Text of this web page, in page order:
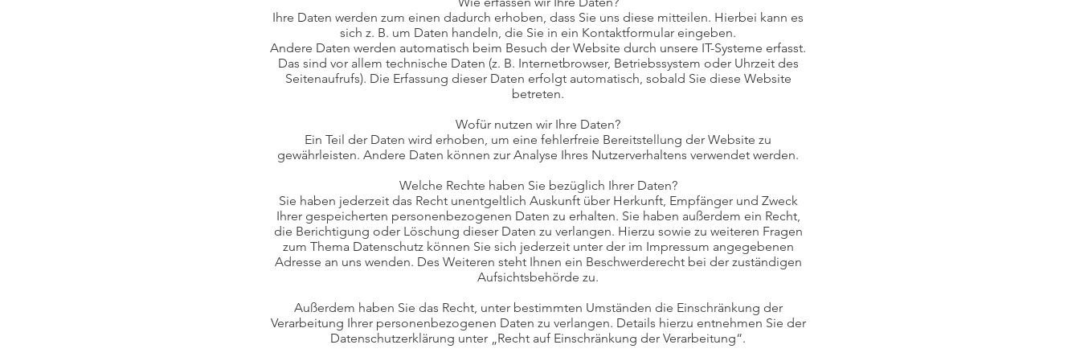
Ihre Daten werden zum einen dadurch erhoben, dass Sie uns diese mitteilen. Hierbei kann es
sich z. B. um Daten handeln, die Sie in ein Kontaktformular eingeben.
Andere Daten werden automatisch beim Besuch der Website durch unsere IT-Systeme erfasst.
Das sind vor allem technische Daten (z. B. Internetbrowser, Betriebssystem oder Uhrzeit des
Seitenaufrufs). Die Erfassung dieser Daten erfolgt automatisch, sobald Sie diese Website
betreten.
Wofür nutzen wir Ihre Daten?
Ein Teil der Daten wird erhoben, um eine fehlerfreie Bereitstellung der Website zu
gewährleisten. Andere Daten können zur Analyse Ihres Nutzerverhaltens verwendet werden.
Welche Rechte haben Sie bezüglich Ihrer Daten?
Sie haben jederzeit das Recht unentgeltlich Auskunft über Herkunft, Empfänger und Zweck
Ihrer gespeicherten personenbezogenen Daten zu erhalten. Sie haben außerdem ein Recht,
die Berichtigung oder Löschung dieser Daten zu verlangen. Hierzu sowie zu weiteren Fragen
zum Thema Datenschutz können Sie sich jederzeit unter der im Impressum angegebenen
Adresse an uns wenden. Des Weiteren steht Ihnen ein Beschwerderecht bei der zuständigen
Aufsichtsbehörde zu.
Außerdem haben Sie das Recht, unter bestimmten Umständen die Einschränkung der
Verarbeitung Ihrer personenbezogenen Daten zu verlangen. Details hierzu entnehmen Sie der
Datenschutzerklärung unter „Recht auf Einschränkung der Verarbeitung“.